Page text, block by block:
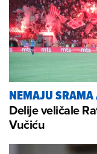
NEMAJU SRAMA
Delije veličale
Vučiću